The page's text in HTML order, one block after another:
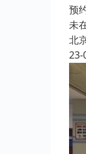
预
未
北
23-